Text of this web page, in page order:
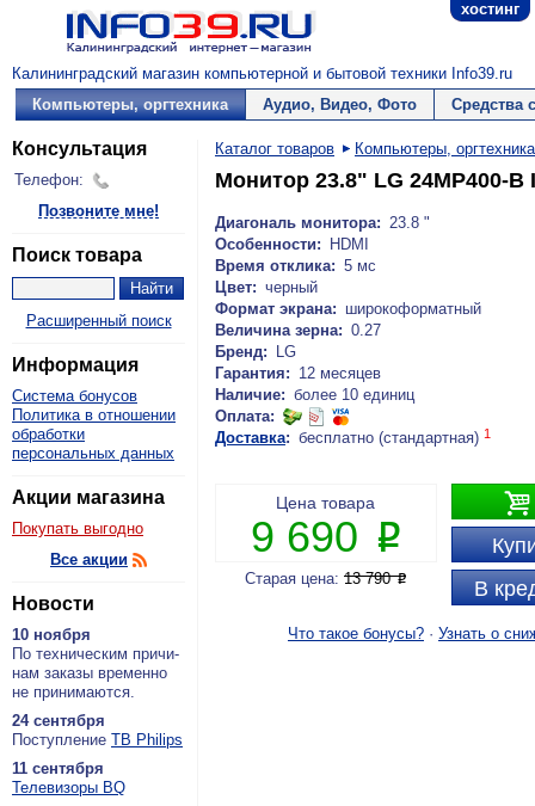
хостинг
Калининградский магазин компьютерной и бытовой техники Info39.ru
Компьютеры, оргтехника
Аудио, Видео, Фото Средства
Консультация
Телефон:
Позвоните мне!
Поиск товара
Расширенный поиск
Информация
Система бонусов
Политика в отношении
обработки
персональных данных
Акции магазина
Покупать выгодно
Все акции
Новости
10 ноября
По тех­ни­че­ским при­чи­
нам за­ка­зы вре­мен­но
не при­ни­ма­ют­ся.
24 сентября
По­ступ­ле­ние ТВ Philips
11 сентября
Теле­ви­зо­ры BQ
Каталог товаров Компьютеры, оргтехника
Монитор 23.8" LG 24MP400-B
Диагональ монитора: 23.8 "
Особенности:
HDMI
Время отклика: 5 мс
Цвет: черный
Формат экрана: широкоформатный
Величина зерна: 0.27
Бренд:
LG
Гарантия: 12 месяцев
Наличие: более 10 единиц
Оплата:
Доставка: бесплатно (стандартная) 1

В
Цена товара
9 690 P
Старая цена:13 790P
Что такое бонусы? · Узнать о